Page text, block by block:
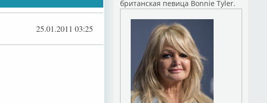
25.01.2011 03:25
британская певица Bonnie Tyler.